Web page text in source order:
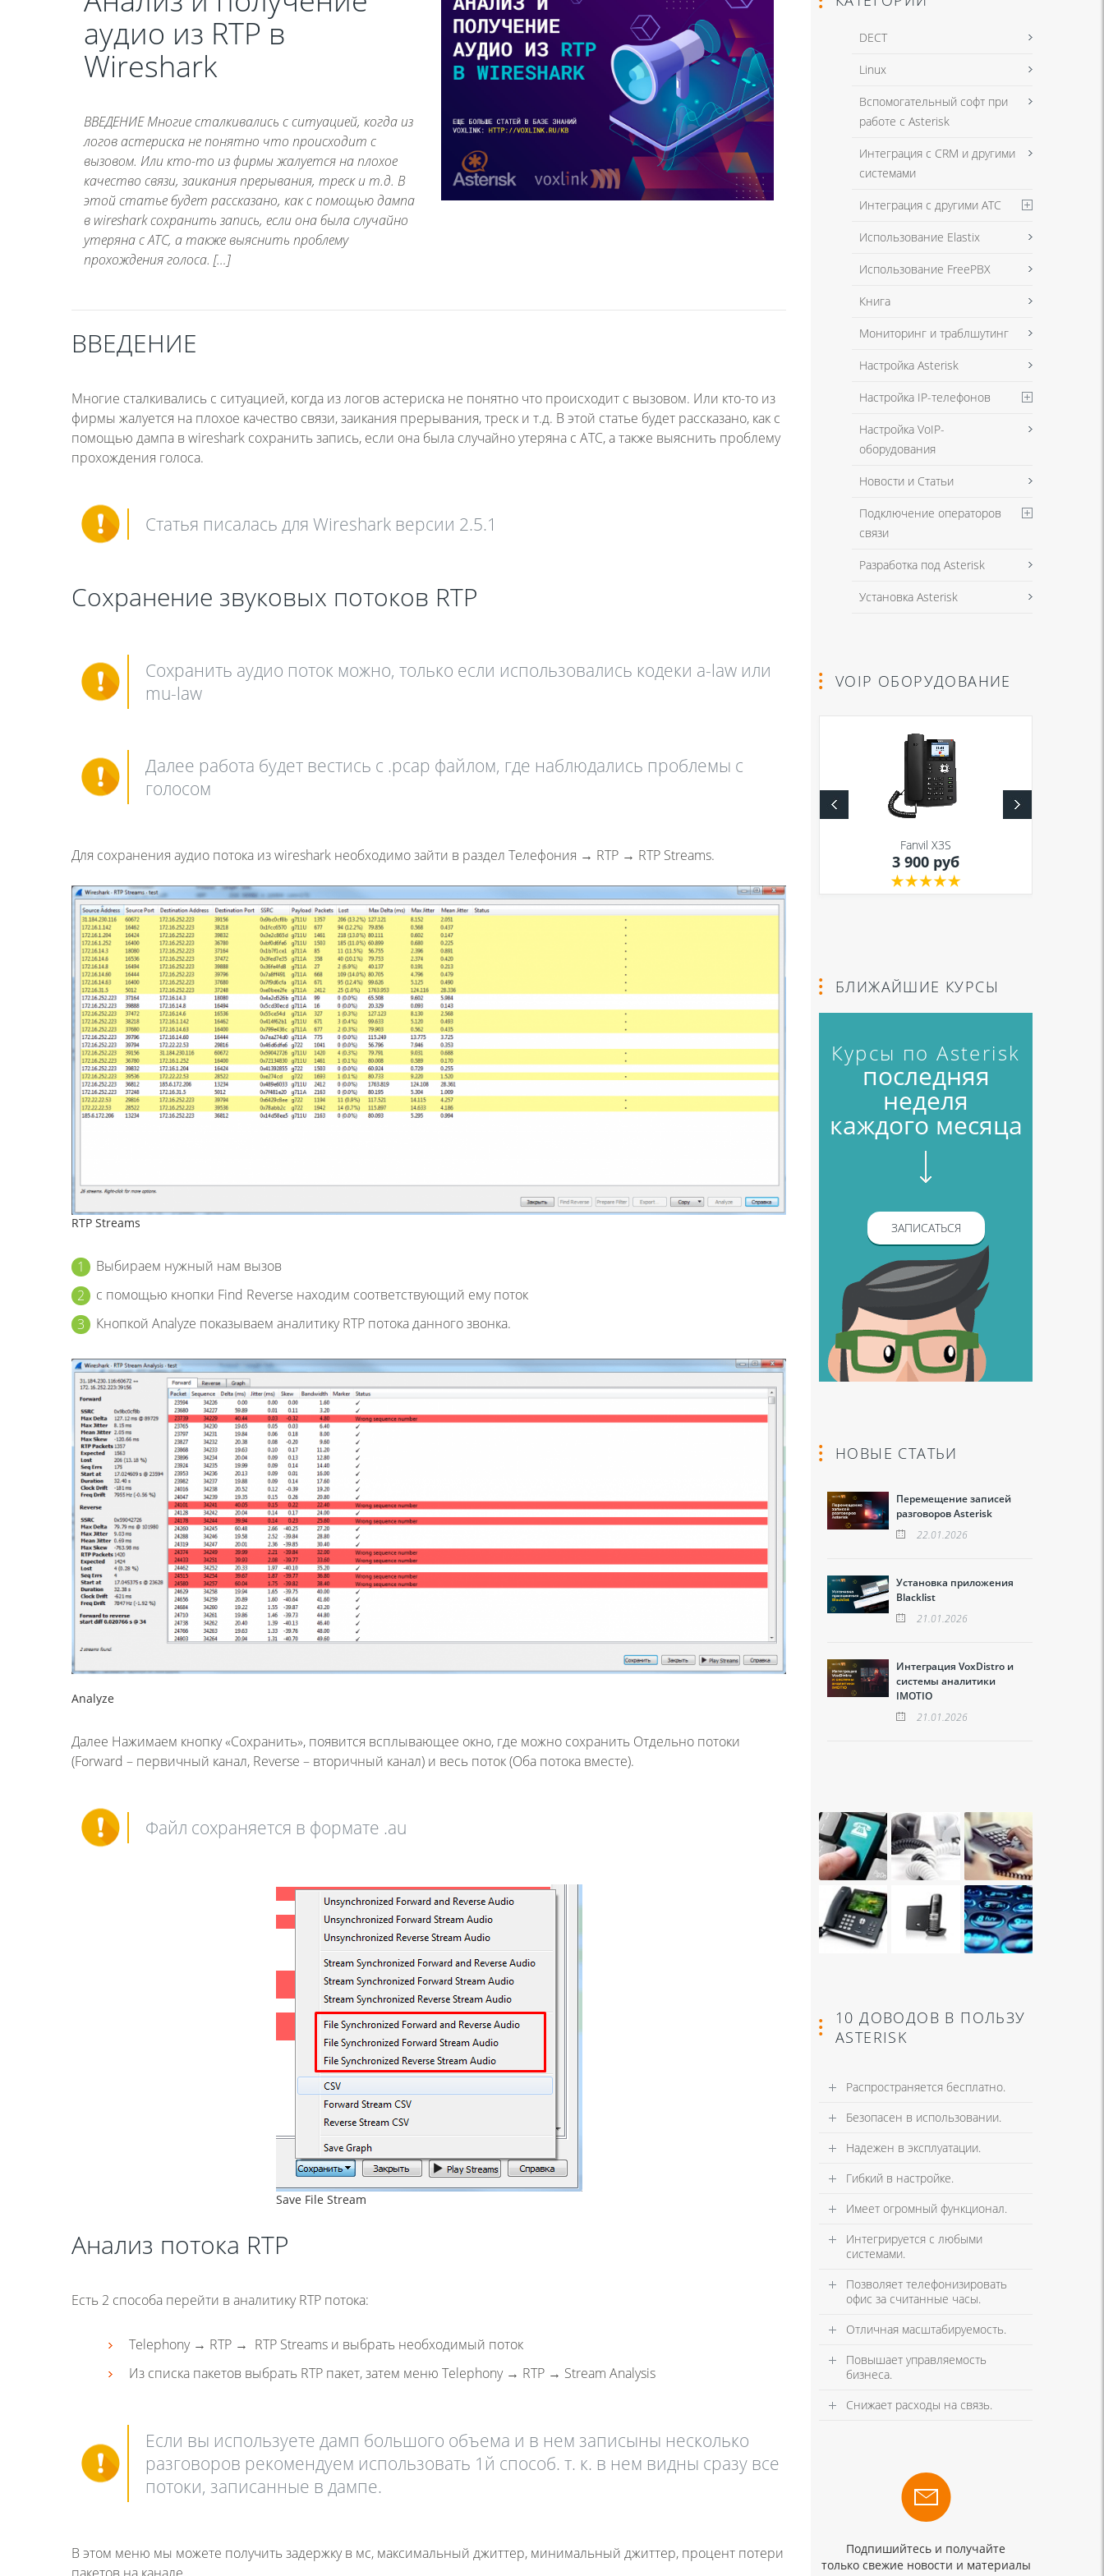
аудио из RTP в
Wireshark
ВВЕДЕНИЕ Многие сталкивались с ситуацией, когда из
логов астериска не понятно что происходит с
вызовом. Или кто-то из фирмы жалуется на плохое
качество связи, заикания прерывания, треск и т.д. В
этой статье будет рассказано, как с помощью дампа
в wireshark сохранить запись, если она была случайно
утеряна с АТС, а также выяснить проблему
прохождения голоса. […]
ВВЕДЕНИЕ
Многие сталкивались с ситуацией, когда из логов астериска не понятно что происходит с вызовом. Или кто-то из
фирмы жалуется на плохое качество связи, заикания прерывания, треск и т.д. В этой статье будет рассказано, как с
помощью дампа в wireshark сохранить запись, если она была случайно утеряна с АТС, а также выяснить проблему
прохождения голоса.
Статья писалась для Wireshark версии 2.5.1
Сохранение звуковых потоков RTP
Сохранить аудио поток можно, только если использовались кодеки a-law или
mu-law
Далее работа будет вестись с .pcap файлом, где наблюдались проблемы с
голосом
Для сохранения аудио потока из wireshark необходимо зайти в раздел Телефония → RTP → RTP Streams.
RTP Streams
Выбираем нужный нам вызов
с помощью кнопки Find Reverse находим соответствующий ему поток
Кнопкой Analyze показываем аналитику RTP потока данного звонка.
Analyze
Далее Нажимаем кнопку «Сохранить», появится всплывающее окно, где можно сохранить Отдельно потоки
(Forward – первичный канал, Reverse – вторичный канал) и весь поток (Оба потока вместе).
Файл сохраняется в формате .au
Save File Stream
Анализ потока RTP
Есть 2 способа перейти в аналитику RTP потока:
Telephony → RTP → RTP Streams и выбрать необходимый поток
Из списка пакетов выбрать RTP пакет, затем меню Telephony → RTP → Stream Analysis
Если вы используете дамп большого объема и в нем записыны несколько
разговоров рекомендуем использовать 1й способ. т. к. в нем видны сразу все
потоки, записанные в дампе.
В этом меню мы можете получить задержку в мс, максимальный джиттер, минимальный джиттер, процент потери
DECT
Linux
Вспомогательный софт при
работе с Asterisk
Интеграция с CRM и другими
системами
Интеграция с другими АТС
Использование Elastix
Использование FreePBX
Книга
Мониторинг и траблшутинг
Настройка Asterisk
Настройка IP-телефонов
Настройка VoIP-
оборудования
Новости и Статьи
Подключение операторов
связи
Разработка под Asterisk
Установка Asterisk
VOIP ОБОРУДОВАНИЕ
2 990 руб Fanvil X3S
3 900 руб
БЛИЖАЙШИЕ КУРСЫ
Курсы по Asterisk
последняя
неделя
каждого месяца
ЗАПИСАТЬСЯ
НОВЫЕ СТАТЬИ
Перемещение записей
разговоров Asterisk
22.01.2026
Установка приложения
Blacklist
21.01.2026
Интеграция VoxDistro и
системы аналитики
IMOTIO
21.01.2026
10 ДОВОДОВ В ПОЛЬЗУ
ASTERISK
Распространяется бесплатно.
Безопасен в использовании.
Надежен в эксплуатации.
Гибкий в настройке.
Имеет огромный функционал.
Интегрируется с любыми
системами.
Позволяет телефонизировать
офис за считанные часы.
Отличная масштабируемость.
Повышает управляемость
бизнеса.
Снижает расходы на связь.
Подпишийтесь и получайте
только свежие новости и материалы